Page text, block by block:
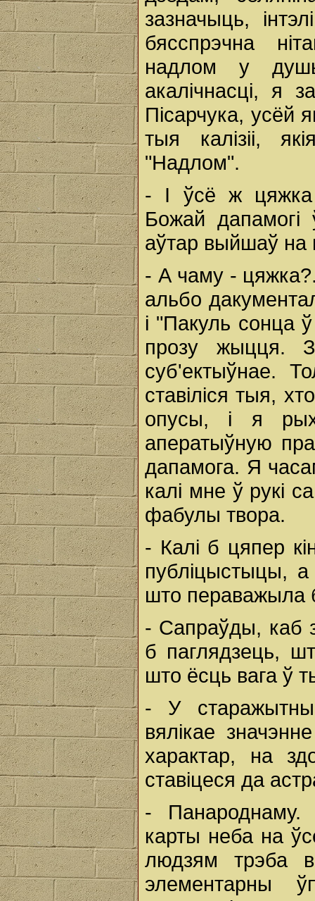
зазначыць,
бясспрэчна
надлом у
акалічнасці, я
Пісарчука, усёй
тыя калізіі,
"Надлом".
- І ўсё ж цяжка
Божай
аўтар выйшаў на
- А чаму -
альбо
і "Пакуль сонца
прозу жыцця.
суб'ектыўнае.
ставіліся тыя,
опусы, і я
аператыўную
дапамога. Я
калі мне ў рукі
фабулы твора.
- Калі б цяпер
публіцыстыцы,
што пераважыла
- Сапраўды, каб
б паглядзець,
што ёсць вага ў
- У
вялікае
характар, на
ставіцеся да
- Панароднаму.
карты неба на
людзям трэба
элементарны